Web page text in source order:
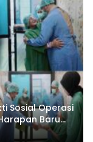
Sosial Operasi
Baru